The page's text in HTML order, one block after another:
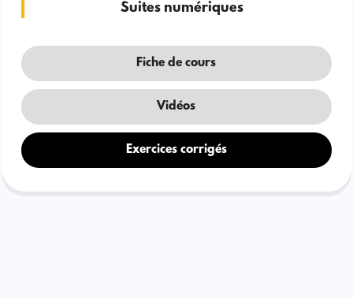
Suites numériques
Fiche de cours
Vidéos
Exercices corrigés